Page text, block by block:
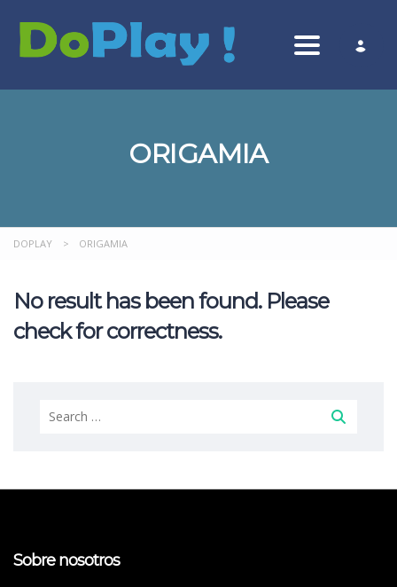
Toggle
ORIGAMIA
DOPLAY > ORIGAMIA
No result has been found. Please
check for correctness.
Search
Sobre nosotros